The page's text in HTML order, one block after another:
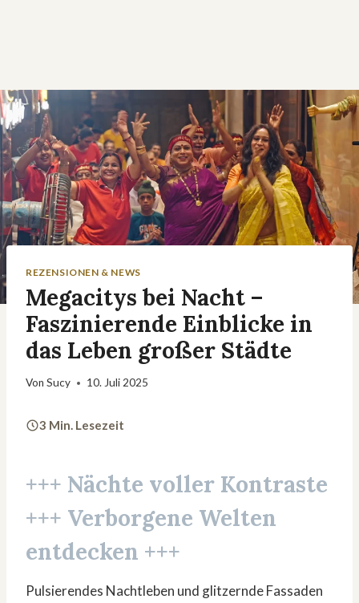
REZENSIONEN & NEWS
Megacitys bei Nacht –
Faszinierende Einblicke in
das Leben großer Städte
Von Sucy 10. Juli 2025
3 Min. Lesezeit
+++ Nächte voller Kontraste
+++ Verborgene Welten
entdecken +++
Pulsierendes Nachtleben und glitzernde Fassaden